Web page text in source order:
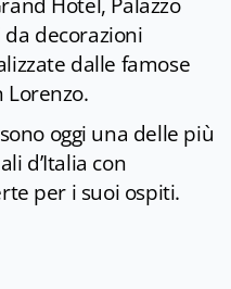
Hotel, Palazzo
decorazioni
dalle famose
Lorenzo.
sono oggi una delle più
d’Italia con
per i suoi ospiti.